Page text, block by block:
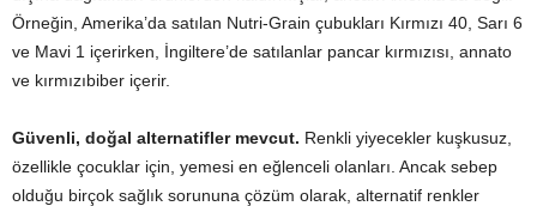
Örneğin, Amerika’da satılan Nutri-Grain çubukları Kırmızı 40, Sarı 6
ve Mavi 1 içerirken, İngiltere’de satılanlar pancar kırmızısı, annato
ve kırmızıbiber içerir.
Güvenli, doğal alternatifler mevcut. Renkli yiyecekler kuşkusuz,
özellikle çocuklar için, yemesi en eğlenceli olanları. Ancak sebep
olduğu birçok sağlık sorununa çözüm olarak, alternatif renkler